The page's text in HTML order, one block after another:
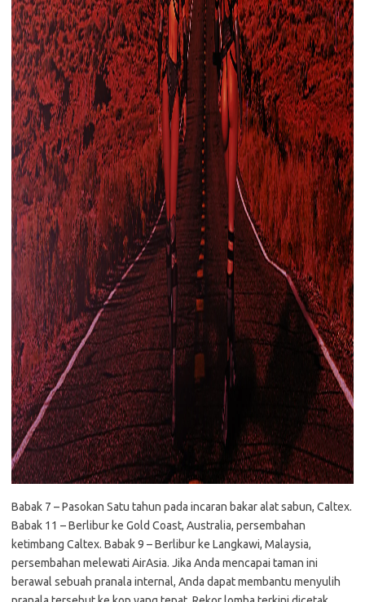
Babak 7 – Pasokan Satu tahun pada incaran bakar alat sabun, Caltex.
Babak 11 – Berlibur ke Gold Coast, Australia, persembahan
ketimbang Caltex. Babak 9 – Berlibur ke Langkawi, Malaysia,
persembahan melewati AirAsia. Jika Anda mencapai taman ini
berawal sebuah pranala internal, Anda dapat membantu menyulih